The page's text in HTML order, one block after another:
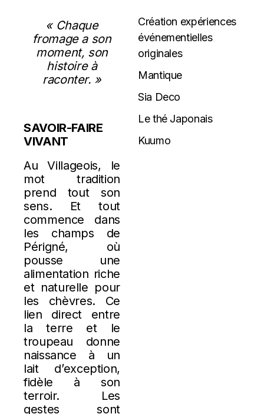
« Chaque
fromage a son
moment, son
histoire à
raconter. »
SAVOIR-FAIRE
VIVANT
Au Villageois, le
mot tradition
prend tout son
sens. Et tout
commence dans
les champs de
Périgné, où
pousse une
alimentation riche
et naturelle pour
les chèvres. Ce
lien direct entre
la terre et le
troupeau donne
naissance à un
lait d’exception,
fidèle à son
terroir. Les
gestes sont
Création expériences
événementielles
originales
Mantique
Sia Deco
Le thé Japonais
Kuumo